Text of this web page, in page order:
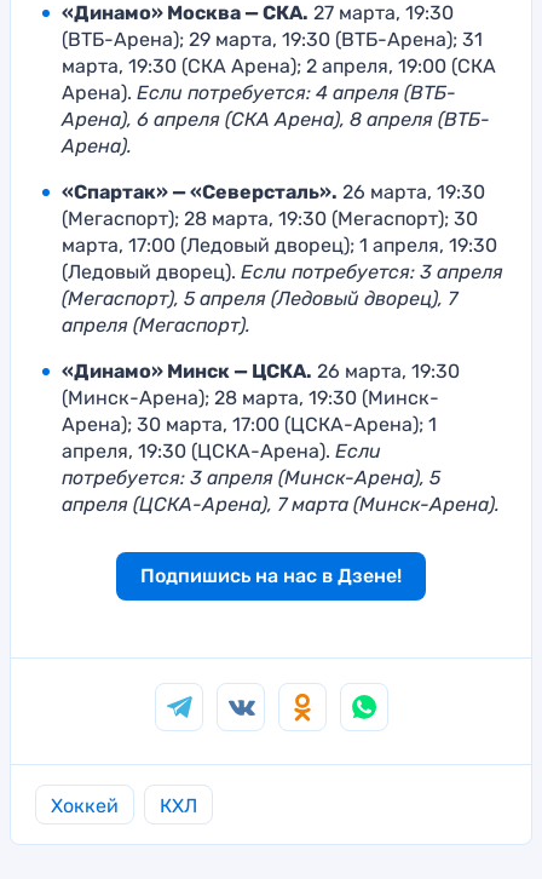
«Динамо» Москва — СКА. 27 марта, 19:30
(ВТБ-Арена); 29 марта, 19:30 (ВТБ-Арена); 31
марта, 19:30 (СКА Арена); 2 апреля, 19:00 (СКА
Арена). Если потребуется: 4 апреля (ВТБ-
Арена), 6 апреля (СКА Арена), 8 апреля (ВТБ-
Арена).
«Спартак» — «Северсталь». 26 марта, 19:30
(Мегаспорт); 28 марта, 19:30 (Мегаспорт); 30
марта, 17:00 (Ледовый дворец); 1 апреля, 19:30
(Ледовый дворец). Если потребуется: 3 апреля
(Мегаспорт), 5 апреля (Ледовый дворец), 7
апреля (Мегаспорт).
«Динамо» Минск — ЦСКА. 26 марта, 19:30
(Минск-Арена); 28 марта, 19:30 (Минск-
Арена); 30 марта, 17:00 (ЦСКА-Арена); 1
апреля, 19:30 (ЦСКА-Арена). Если
потребуется: 3 апреля (Минск-Арена), 5
апреля (ЦСКА-Арена), 7 марта (Минск-Арена).
Подпишись на нас в Дзене!
Хоккей КХЛ